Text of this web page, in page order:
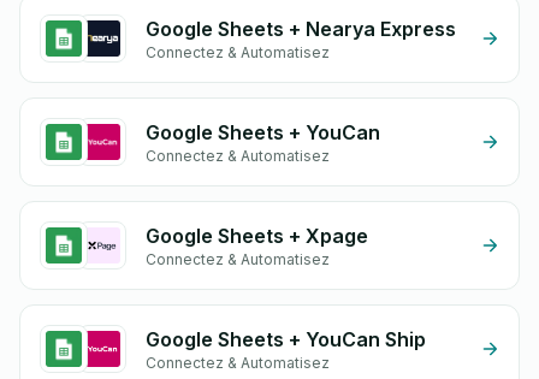
Google Sheets + Nearya Express
Connectez & Automatisez
Google Sheets + YouCan
Connectez & Automatisez
Google Sheets + Xpage
Connectez & Automatisez
Google Sheets + YouCan Ship
Connectez & Automatisez